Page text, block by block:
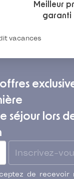
Meilleur
garanti
vacances
séjour lors
Inscrivez-
de recevoir